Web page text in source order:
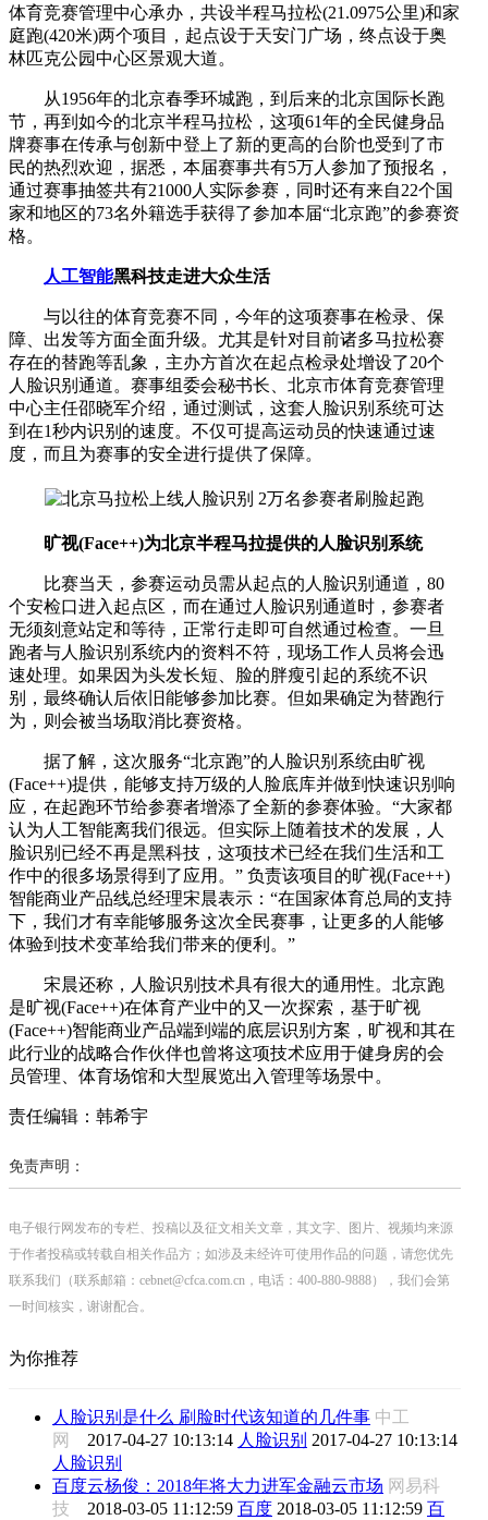
体育竞赛管理中心承办，共设半程马拉松(21.0975公里)和家
庭跑(420米)两个项目，起点设于天安门广场，终点设于奥
林匹克公园中心区景观大道。
从1956年的北京春季环城跑，到后来的北京国际长跑
节，再到如今的北京半程马拉松，这项61年的全民健身品
牌赛事在传承与创新中登上了新的更高的台阶也受到了市
民的热烈欢迎，据悉，本届赛事共有5万人参加了预报名，
通过赛事抽签共有21000人实际参赛，同时还有来自22个国
家和地区的73名外籍选手获得了参加本届“北京跑”的参赛资
格。
人工智能黑科技走进大众生活
与以往的体育竞赛不同，今年的这项赛事在检录、保
障、出发等方面全面升级。尤其是针对目前诸多马拉松赛
存在的替跑等乱象，主办方首次在起点检录处增设了20个
人脸识别通道。赛事组委会秘书长、北京市体育竞赛管理
中心主任邵晓军介绍，通过测试，这套人脸识别系统可达
到在1秒内识别的速度。不仅可提高运动员的快速通过速
度，而且为赛事的安全进行提供了保障。
旷视(Face++)为北京半程马拉提供的人脸识别系统
比赛当天，参赛运动员需从起点的人脸识别通道，80
个安检口进入起点区，而在通过人脸识别通道时，参赛者
无须刻意站定和等待，正常行走即可自然通过检查。一旦
跑者与人脸识别系统内的资料不符，现场工作人员将会迅
速处理。如果因为头发长短、脸的胖瘦引起的系统不识
别，最终确认后依旧能够参加比赛。但如果确定为替跑行
为，则会被当场取消比赛资格。
据了解，这次服务“北京跑”的人脸识别系统由旷视
(Face++)提供，能够支持万级的人脸底库并做到快速识别响
应，在起跑环节给参赛者增添了全新的参赛体验。“大家都
认为人工智能离我们很远。但实际上随着技术的发展，人
脸识别已经不再是黑科技，这项技术已经在我们生活和工
作中的很多场景得到了应用。” 负责该项目的旷视(Face++)
智能商业产品线总经理宋晨表示：“在国家体育总局的支持
下，我们才有幸能够服务这次全民赛事，让更多的人能够
体验到技术变革给我们带来的便利。”
宋晨还称，人脸识别技术具有很大的通用性。北京跑
是旷视(Face++)在体育产业中的又一次探索，基于旷视
(Face++)智能商业产品端到端的底层识别方案，旷视和其在
此行业的战略合作伙伴也曾将这项技术应用于健身房的会
员管理、体育场馆和大型展览出入管理等场景中。
责任编辑：韩希宇
免责声明：
电子银行网发布的专栏、投稿以及征文相关文章，其文字、图片、视频均来源
于作者投稿或转载自相关作品方；如涉及未经许可使用作品的问题，请您优先
联系我们（联系邮箱：cebnet@cfca.com.cn，电话：400-880-9888），我们会第
一时间核实，谢谢配合。
为你推荐
人脸识别是什么 刷脸时代该知道的几件事 中工
网 2017-04-27 10:13:14 人脸识别 2017-04-27 10:13:14
人脸识别
百度云杨俊：2018年将大力进军金融云市场 网易科
技 2018-03-05 11:12:59 百度 2018-03-05 11:12:59 百